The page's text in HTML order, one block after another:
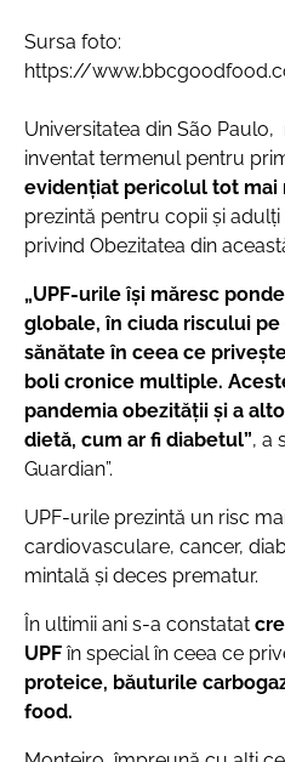
Sursa foto:
https://
Universitatea din São
inventat termenul pentru
evidenţiat pericolul tot mai
prezintă pentru copii și
privind Obezitatea din
„UPF-urile își măresc
globale, în ciuda riscului
sănătate în ceea ce
boli cronice multiple. A
pandemia obezității și a
dietă, cum ar fi diabetul”, a
Guardian”.
UPF-urile prezintă un risc
cardiovasculare, cancer,
mintală și deces prematur.
În ultimii ani s-a constatat
UPF în special în ceea ce
proteice, băuturile
food.